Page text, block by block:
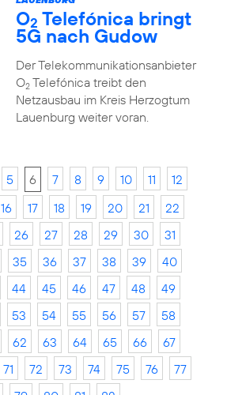
O2 Telefónica bringt
5G nach Gudow
Der Telekommunikationsanbieter
O2Telefónica treibt den
Netzausbau im Kreis Herzogtum
Lauenburg weiter voran.
5 6 7 8 9 10 11
12
16 17 18 19 20 21
22
26 27 28 29 30
31
35 36 37 38 39
40
44 45 46 47 48
49
53 54 55 56 57
58
62 63 64 65 66
67
71 72 73 74 75 76
77